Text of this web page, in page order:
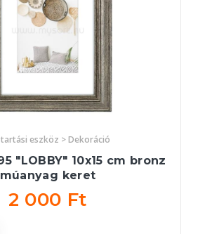
eszköz > Dekoráció
"LOBBY" 10x15 cm bronz
múanyag keret
2 000 Ft